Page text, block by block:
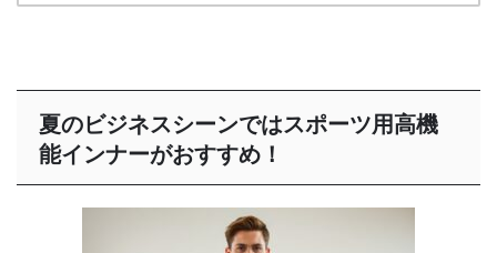
夏のビジネスシーンではスポーツ用高機
能インナーがおすすめ！